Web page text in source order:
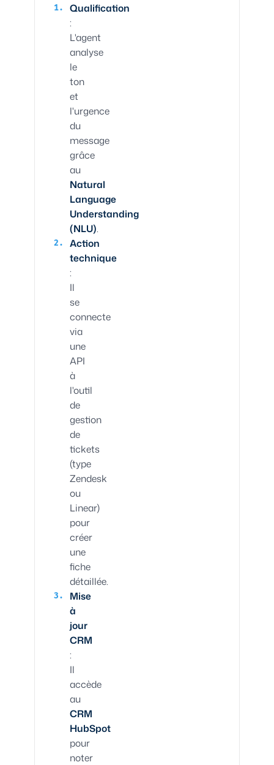
Qualification
:
L'agent
analyse
le
ton
et
l'urgence
du
message
grâce
au
Natural
Language
Understanding
(NLU).
Action
technique
:
Il
se
connecte
via
une
API
à
l'outil
de
gestion
de
tickets
(type
Zendesk
ou
Linear)
pour
créer
une
fiche
détaillée.
Mise
à
jour
CRM
:
Il
accède
au
CRM
HubSpot
pour
noter